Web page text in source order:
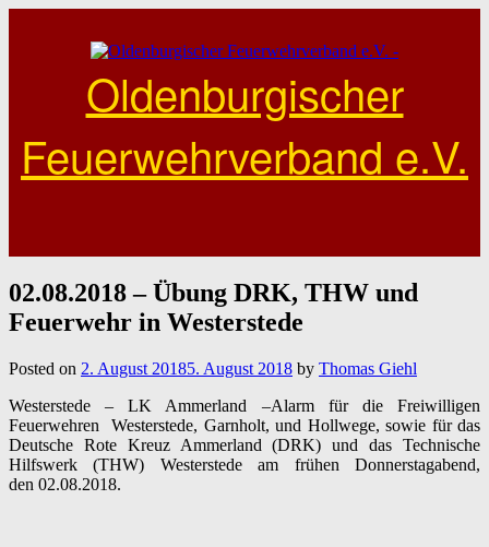
Oldenburgischer
Feuerwehrverband e.V.
02.08.2018 – Übung DRK, THW und
Feuerwehr in Westerstede
Posted on 2. August 20185. August 2018 by Thomas Giehl
Westerstede –LK Ammerland –Alarm für die Freiwilligen
Feuerwehren Westerstede, Garnholt, und Hollwege, sowie für das
Deutsche Rote Kreuz Ammerland (DRK) und das Technische
Hilfswerk (THW) Westerstedeam frühen Donnerstagabend,
den 02.08.2018.